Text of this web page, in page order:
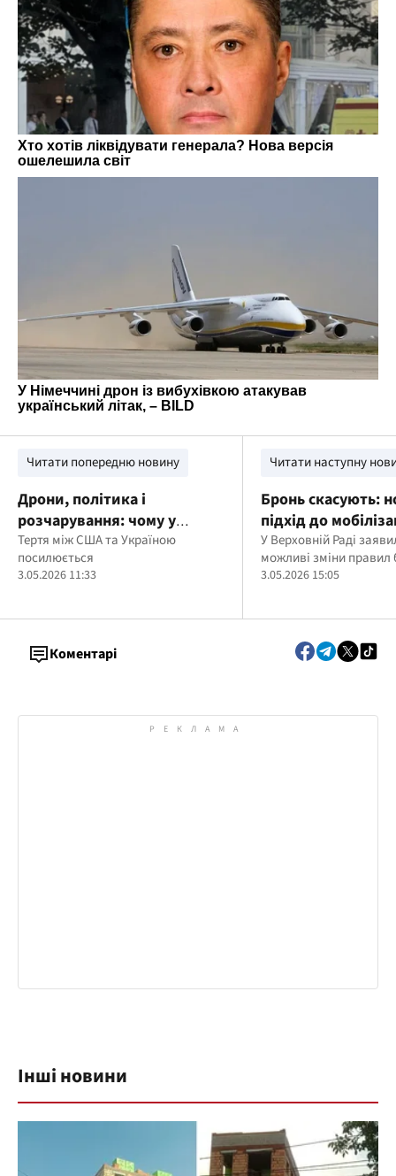
Читати попередню новину
Дрони, політика і
розчарування: чому у
відносинах Києва та
Вашингтона виникла
напруга
Тертя між США та Україною
посилюється
3.05.2026 11:33
Читати наступну
Бронь скасують:
підхід до
У Верховній Раді
можливі зміни
3.05.2026 15:05
Коментарі
Інші новини